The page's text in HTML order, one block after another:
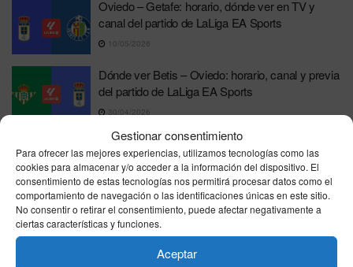
Gestionar consentimiento
Para ofrecer las mejores experiencias, utilizamos tecnologías como las
cookies para almacenar y/o acceder a la información del dispositivo. El
consentimiento de estas tecnologías nos permitirá procesar datos como el
comportamiento de navegación o las identificaciones únicas en este sitio.
No consentir o retirar el consentimiento, puede afectar negativamente a
ciertas características y funciones.
Aceptar
Oviedo – Getafe: horario, dónde ver en TV y
canal del partido de LaLiga EA Sports
10/05/2026
Dónde ver Betis – Oviedo: horario, canal y previa
del partido de LaLiga EA Sports
30/04/2026
El matrimonio de la «casa de los horrores» de
Oviedo alega miedo insuperable para negar la
detención ilegal
11/03/2026
Comienza el juicio contra el matrimonio que
mantuvo encerrados a sus tres hijos durante
cuatro años en Oviedo